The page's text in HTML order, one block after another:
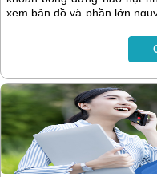
xem bản đồ và phần lớn
không? Bài viết dưới đây
gói M0 VinaPhone và